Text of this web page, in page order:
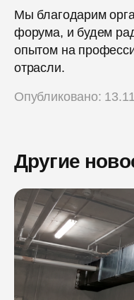
Мы благодарим
форума, и будем
опытом на
отрасли.
Опубликовано:
Другие